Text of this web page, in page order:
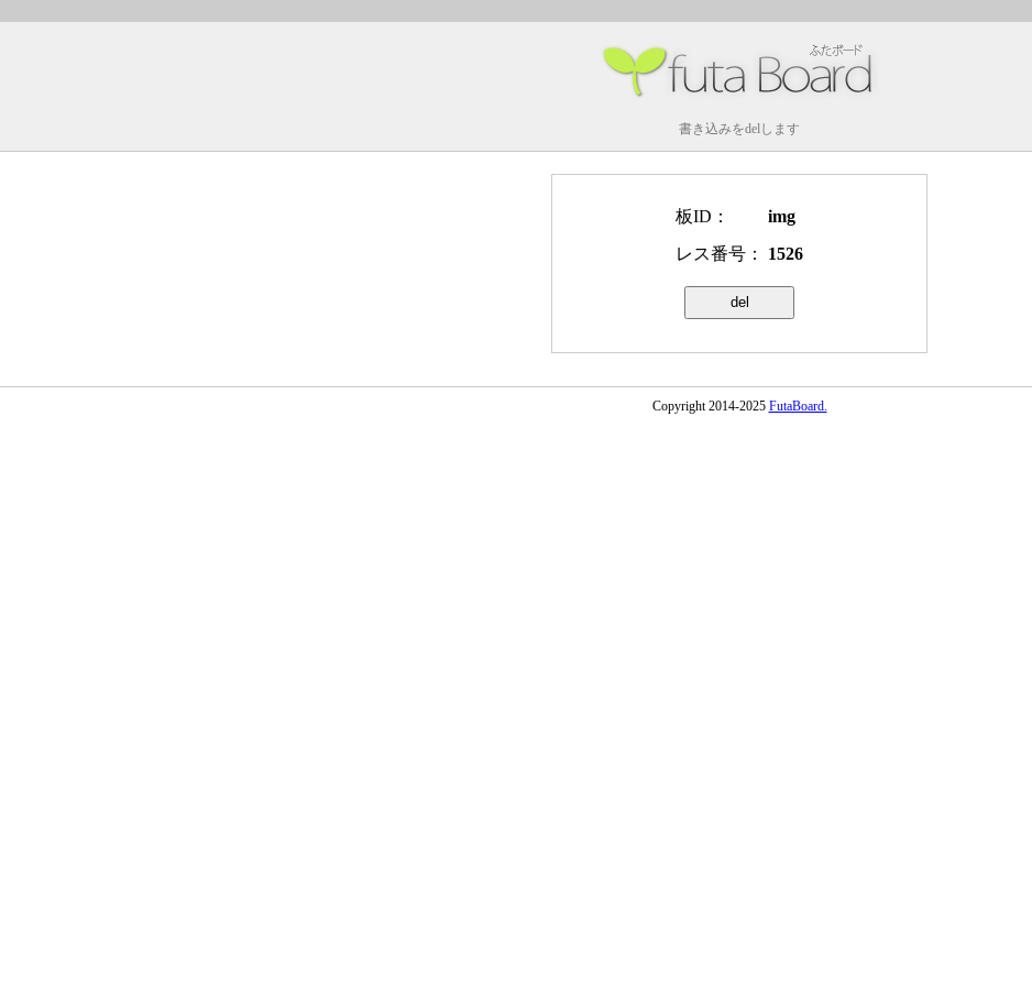
書き込みをdelします
板ID：
img
レス番号：
1526
Copyright 2014-2025 FutaBoard.